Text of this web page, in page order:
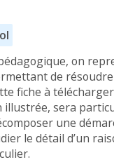
on
de résoudre
fiche à
illustrée, sera
une
le détail d’un